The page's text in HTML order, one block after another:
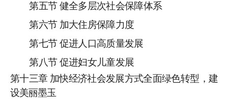
第五节 健全多层次社会保障体系
第六节 加大住房保障力度
第七节 促进人口高质量发展
第八节 促进妇女儿童发展
第十三章 加快经济社会发展方式全面绿色转型，建
设美丽墨玉